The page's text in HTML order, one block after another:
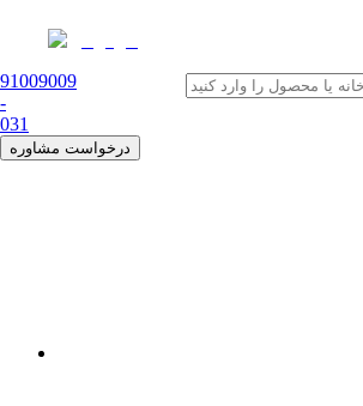
91009009
-
031
درخواست مشاوره